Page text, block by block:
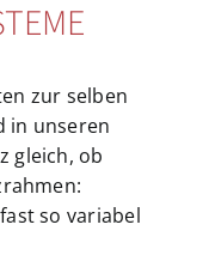
zur selben
in unseren
gleich, ob
so variabel